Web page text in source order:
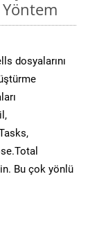
dosyalarını
Bu çok yönlü